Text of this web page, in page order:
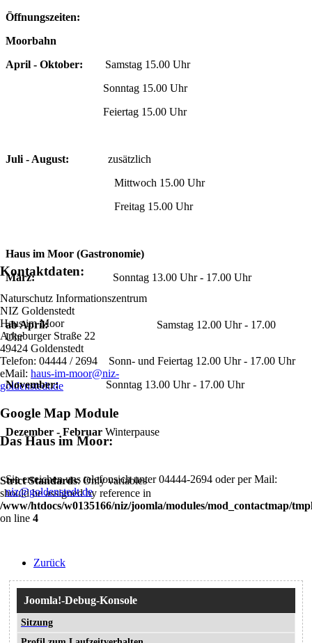
Öffnungszeiten:
Moorbahn
April - Oktober: Samstag 15.00 Uhr
Sonntag 15.00 Uhr
Feiertag 15.00 Uhr
Juli - August: zusätzlich
Mittwoch 15.00 Uhr
Freitag 15.00 Uhr
Haus im Moor (Gastronomie)
März:
Sonntag 13.00 Uhr - 17.00 Uhr
ab April:Samstag 12.00 Uhr - 17.00
Uhr
Sonn- und Feiertag 12.00 Uhr - 17.00 Uhr
November:
Sonntag 13.00 Uhr - 17.00 Uhr
Dezember - Februar Winterpause
Sie erreichen uns telefonsich unter 04444-2694 oder per Mail:
niz@goldenstedt.de
Zurück
Kontaktdaten:
Naturschutz Informationszentrum
NIZ Goldenstedt
Haus im Moor
Arkeburger Straße 22
49424 Goldenstedt
Telefon: 04444 / 2694
eMail: haus-im-moor@niz-
goldenstedt.de
Google Map Module
Das Haus im Moor:
Strict Standards: Only variables
should be assigned by reference in
/www/htdocs/w0135166/niz/joomla/modules/mod_contactmap/
on line 4
Joomla!-Debug-Konsole
Sitzung